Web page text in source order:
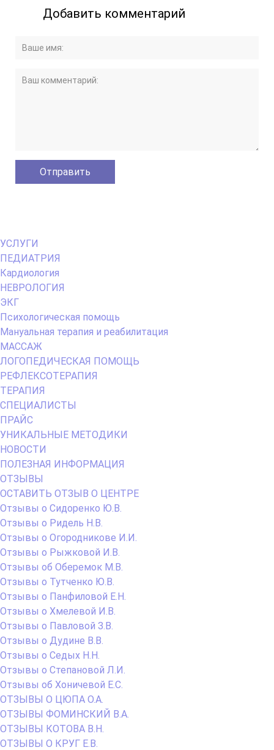
Добавить комментарий
Primary
Menu
УСЛУГИ
ПЕДИАТРИЯ
Кардиология
НЕВРОЛОГИЯ
ЭКГ
Психологическая помощь
Мануальная терапия и реабилитация
МАССАЖ
ЛОГОПЕДИЧЕСКАЯ ПОМОЩЬ
РЕФЛЕКСОТЕРАПИЯ
ТЕРАПИЯ
СПЕЦИАЛИСТЫ
ПРАЙС
УНИКАЛЬНЫЕ МЕТОДИКИ
НОВОСТИ
ПОЛЕЗНАЯ ИНФОРМАЦИЯ
ОТЗЫВЫ
ОСТАВИТЬ ОТЗЫВ О ЦЕНТРЕ
Отзывы о Сидоренко Ю.В.
Отзывы о Ридель Н.В.
Отзывы о Огородникове И.И.
Отзывы о Рыжковой И.В.
Отзывы об Оберемок М.В.
Отзывы о Тутченко Ю.В.
Отзывы о Панфиловой Е.Н.
Отзывы о Хмелевой И.В.
Отзывы о Павловой З.В.
Отзывы о Дудине В.В.
Отзывы о Седых Н.Н.
Отзывы о Степановой Л.И.
Отзывы об Хоничевой Е.С.
ОТЗЫВЫ О ЦЮПА О.А.
ОТЗЫВЫ ФОМИНСКИЙ В.А.
ОТЗЫВЫ КОТОВА В.Н.
ОТЗЫВЫ О КРУГ Е.В.